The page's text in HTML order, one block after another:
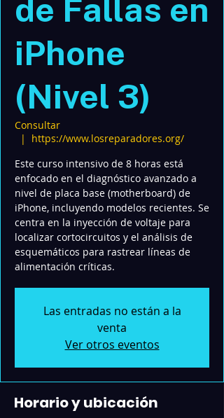
de Fallas en
iPhone
(Nivel 3)
Consultar
  |
https://www.losreparadores.org/
Este curso intensivo de 8 horas está
enfocado en el diagnóstico avanzado a
nivel de placa base (motherboard) de
iPhone, incluyendo modelos recientes. Se
centra en la inyección de voltaje para
localizar cortocircuitos y el análisis de
esquemáticos para rastrear líneas de
alimentación críticas.
Las entradas no están a la
venta
Ver otros eventos
Horario y ubicación